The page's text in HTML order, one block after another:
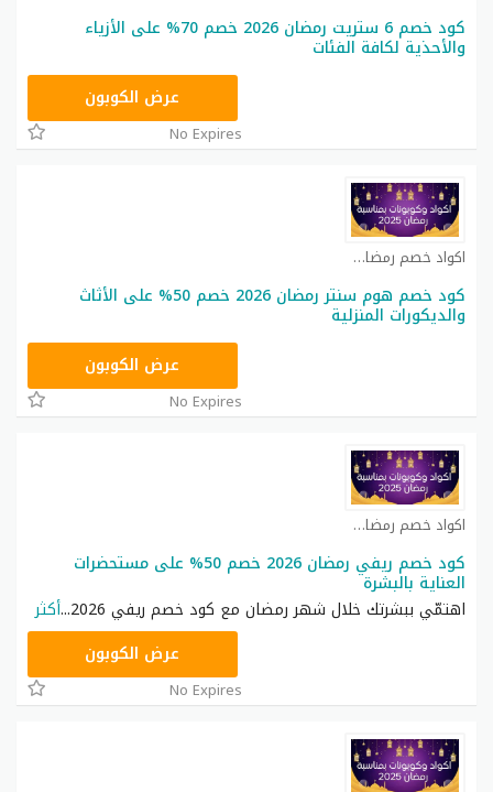
كود خصم 6 ستريت رمضان 2026 خصم 70% على الأزياء
والأحذية لكافة الفئات
SSA50عرض الكوبون
No Expires
اكواد خصم رمضان كوبون
كود خصم هوم سنتر رمضان 2026 خصم 50% على الأثاث
والديكورات المنزلية
CMISSU10
عرض الكوبون
No Expires
اكواد خصم رمضان كوبون
كود خصم ريفي رمضان 2026 خصم 50% على مستحضرات
العناية بالبشرة
اهتمّي ببشرتك خلال شهر رمضان مع كود خصم ريفي 2026
...أكثر
عرض الكوبون
No Expires